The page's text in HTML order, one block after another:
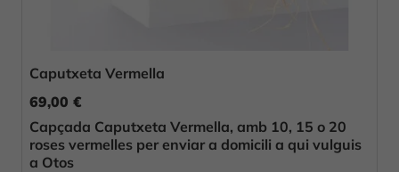
Caputxeta Vermella
69,00 €
Capçada Caputxeta Vermella, amb 10, 15 o 20
roses vermelles per enviar a domicili a qui vulguis
a Otos